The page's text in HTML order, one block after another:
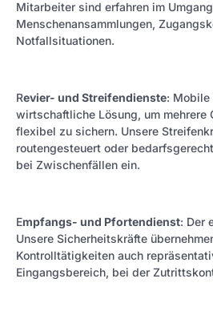
Mitarbeiter sind erfahren im
Menschenansammlungen,
Notfallsituationen.
Revier- und Streifendienste: Mobile
wirtschaftliche Lösung, um mehrere
flexibel zu sichern. Unsere
routengesteuert oder
bei Zwischenfällen ein.
Empfangs- und Pfortendienst: Der
Unsere Sicherheitskräfte
Kontrolltätigkeiten auch
Eingangsbereich, bei der